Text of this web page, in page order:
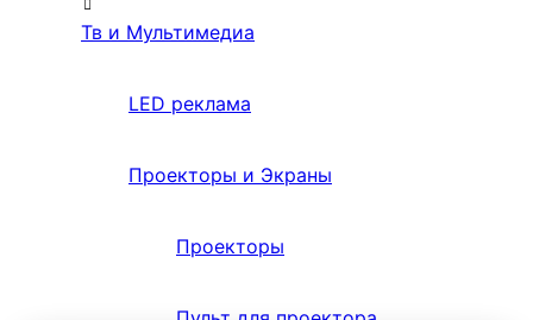
Тв и Мультимедиа
LED реклама
Проекторы и Экраны
Проекторы